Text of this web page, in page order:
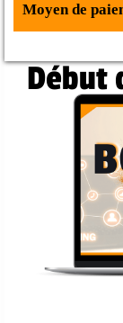
Moyen de
Début